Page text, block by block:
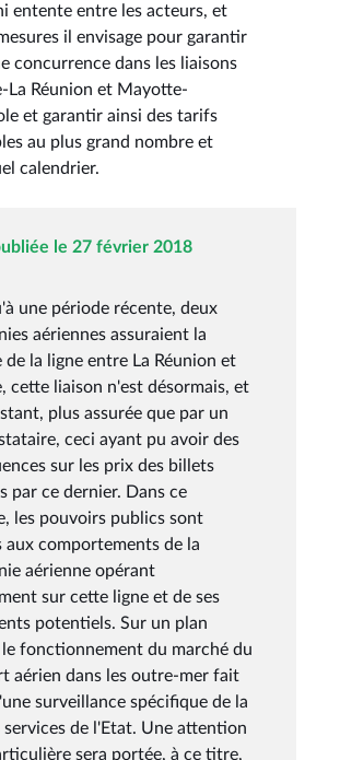
entente entre les acteurs, et
il envisage pour garantir
concurrence dans les liaisons
La Réunion et Mayotte-
et garantir ainsi des tarifs
au plus grand nombre et
calendrier.
le 27 février 2018
une période récente, deux
aériennes assuraient la
de la ligne entre La Réunion et
cette liaison n'est désormais, et
plus assurée que par un
ceci ayant pu avoir des
sur les prix des billets
par ce dernier. Dans ce
les pouvoirs publics sont
comportements de la
aérienne opérant
sur cette ligne et de ses
potentiels. Sur un plan
le fonctionnement du marché du
aérien dans les outre-mer fait
surveillance spécifique de la
services de l'Etat. Une attention
sera portée, à ce titre,